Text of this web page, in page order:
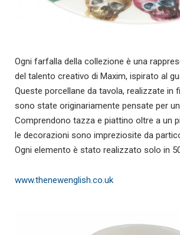
Ogni farfalla della collezione è una
del talento creativo di Maxim, ispirato al
Queste porcellane da tavola, realizzate in
sono state originariamente pensate per
Comprendono tazza e piattino oltre a un
le decorazioni sono impreziosite da
Ogni elemento è stato realizzato solo in
www.thenewenglish.co.uk